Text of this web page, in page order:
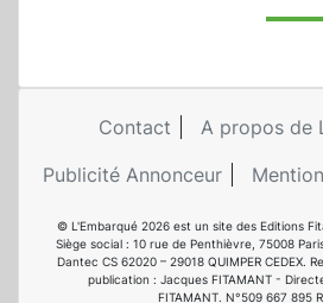
Contact
A propos de
Publicité Annonceur
© L'Embarqué 2026 est un site des Editions
Siège social : 10 rue de Penthièvre, 75008
Dantec CS 62020 – 29018 QUIMPER CEDEX.
publication : Jacques FITAMANT -
FITAMANT. N°509 667 895